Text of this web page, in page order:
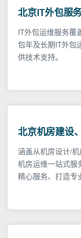
北京IT外包服
IT外包运维服务覆
包年及长期IT外包
供技术支持。
北京机房建设
涵盖从机房设计/
机房运维一站式服
精心服务、打造专